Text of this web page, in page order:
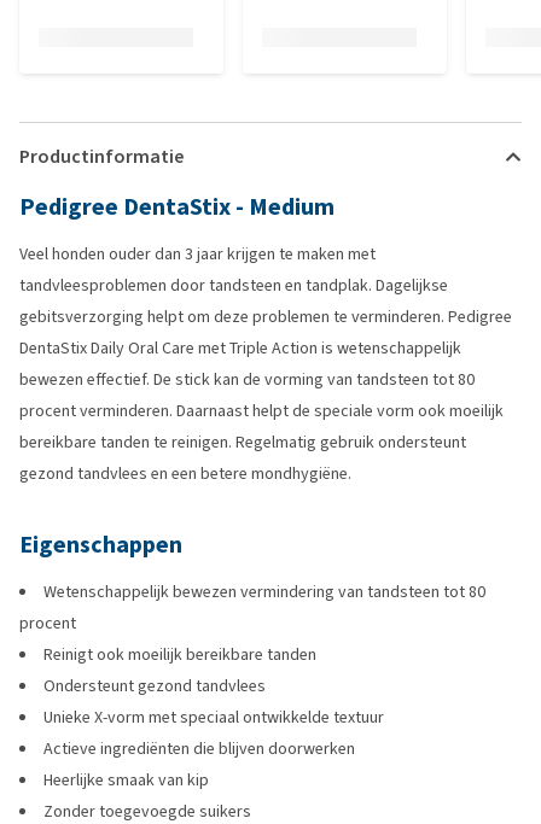
Productinformatie
Pedigree DentaStix - Medium
Veel honden ouder dan 3 jaar krijgen te maken met
tandvleesproblemen door tandsteen en tandplak. Dagelijkse
gebitsverzorging helpt om deze problemen te verminderen. Pedigree
DentaStix Daily Oral Care met Triple Action is wetenschappelijk
bewezen effectief. De stick kan de vorming van tandsteen tot 80
procent verminderen. Daarnaast helpt de speciale vorm ook moeilijk
bereikbare tanden te reinigen. Regelmatig gebruik ondersteunt
gezond tandvlees en een betere mondhygiëne.
Eigenschappen
Wetenschappelijk bewezen vermindering van tandsteen tot 80
procent
Reinigt ook moeilijk bereikbare tanden
Ondersteunt gezond tandvlees
Unieke X-vorm met speciaal ontwikkelde textuur
Actieve ingrediënten die blijven doorwerken
Heerlijke smaak van kip
Zonder toegevoegde suikers